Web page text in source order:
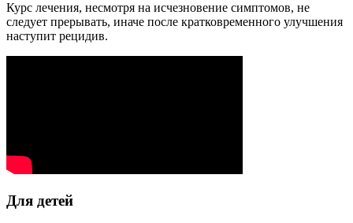
Курс лечения, несмотря на исчезновение симптомов, не
следует прерывать, иначе после кратковременного улучшения
наступит рецидив.
Для детей